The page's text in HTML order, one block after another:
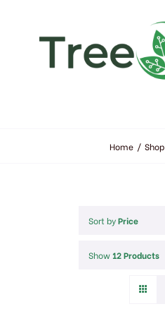
Home / Shop
Sort byPrice
Show 12 Products